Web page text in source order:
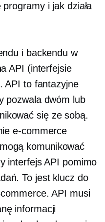
i jak działa
i backendu w
API (interfejsie
API to fantazyjne
pozwala dwóm lub
się ze sobą.
e-commerce
komunikować
interfejs API pomimo
To jest klucz do
API musi
informacji